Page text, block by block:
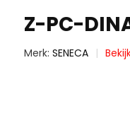
Z-PC-
Merk: SENECA